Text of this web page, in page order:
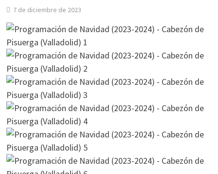
7 de diciembre de 2023